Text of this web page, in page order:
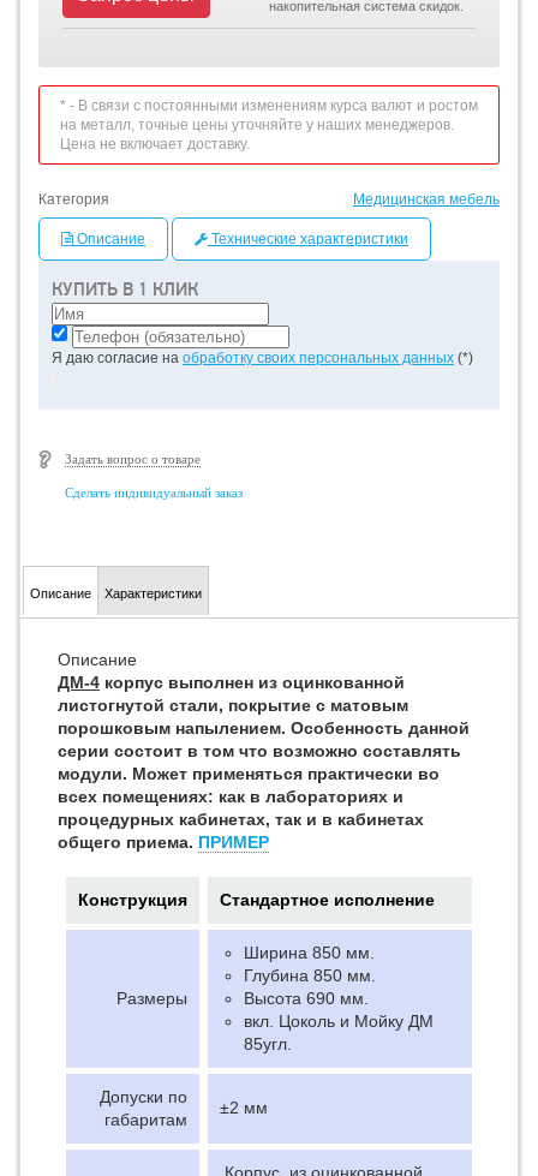
КУПИТЬ В 1 КЛИК
Я даю согласие на обработку своих персональных данных (*)
Задать вопрос о товаре
Сделать индивидуальный заказ
накопительная система скидок.
* - В связи с постоянными изменениям курса валют и ростом
на металл, точные цены уточняйте у наших менеджеров.
Цена не включает доставку.
Категория Медицинская мебель
Описание Технические характеристики
Описание Характеристики
Описание
ДМ-4 корпус выполнен из оцинкованной
листогнутой стали, покрытие с матовым
порошковым напылением. Особенность данной
серии состоит в том что возможно составлять
модули. Может применяться практически во
всех помещениях: как в лабораториях и
процедурных кабинетах, так и в кабинетах
общего приема. ПРИМЕР
Конструкция Стандартное исполнение
Размеры
Ширина 850 мм.
Глубина 850 мм.
Высота 690 мм.
вкл. Цоколь и Мойку ДМ
85угл.
Допуски по
габаритам
±2 мм